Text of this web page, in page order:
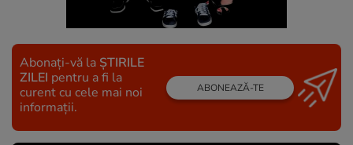
Abonați-vă la ȘTIRILE
ZILEI pentru a fi la
curent cu cele mai noi
informații.
ABONEAZĂ-TE